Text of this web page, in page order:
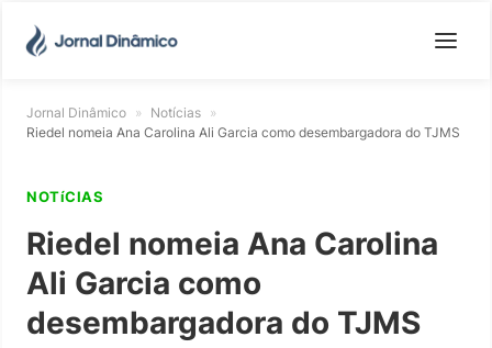
Jornal Dinâmico » Notícias »
Riedel nomeia Ana Carolina Ali Garcia como desembargadora do TJMS
NOTíCIAS
Riedel nomeia Ana Carolina
Ali Garcia como
desembargadora do TJMS